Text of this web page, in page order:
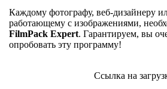
Каждому фотографу, веб-дизайнеру
работающему с изображениями,
FilmPack Expert. Гарантируем, вы
опробовать эту программу!
Ссылка на